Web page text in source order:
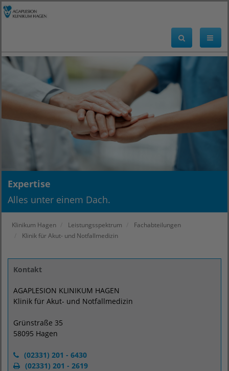
Expertise
Alles unter einem Dach.
Klinikum Hagen Leistungsspektrum
Fachabteilungen
Klinik für Akut- und Notfallmedizin
Kontakt
AGAPLESION KLINIKUM HAGEN
Klinik für Akut- und Notfallmedizin
Grünstraße 35
58095 Hagen
(02331) 201 - 6430
(02331) 201 - 2619